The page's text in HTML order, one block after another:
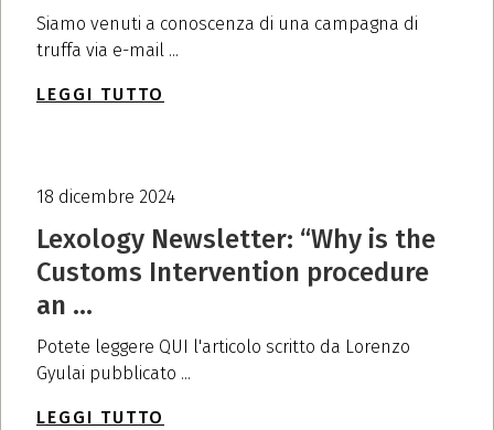
Siamo venuti a conoscenza di una campagna di
truffa via e-mail ...
LEGGI TUTTO
18 dicembre 2024
Lexology Newsletter: “Why is the
Customs Intervention procedure
an ...
Potete leggere QUI l'articolo scritto da Lorenzo
Gyulai pubblicato ...
LEGGI TUTTO